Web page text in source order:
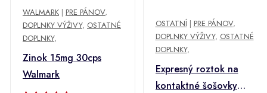
WALMARK | PRE PÁNOV,
DOPLNKY VÝŽIVY, OSTATNÉ
DOPLNKY,
Zinok 15mg 30cps
Walmark
OSTATNÍ| PRE PÁNOV,
DOPLNKY VÝŽIVY, OSTATNÉ
DOPLNKY,
Expresný roztok na
kontaktné šošovky